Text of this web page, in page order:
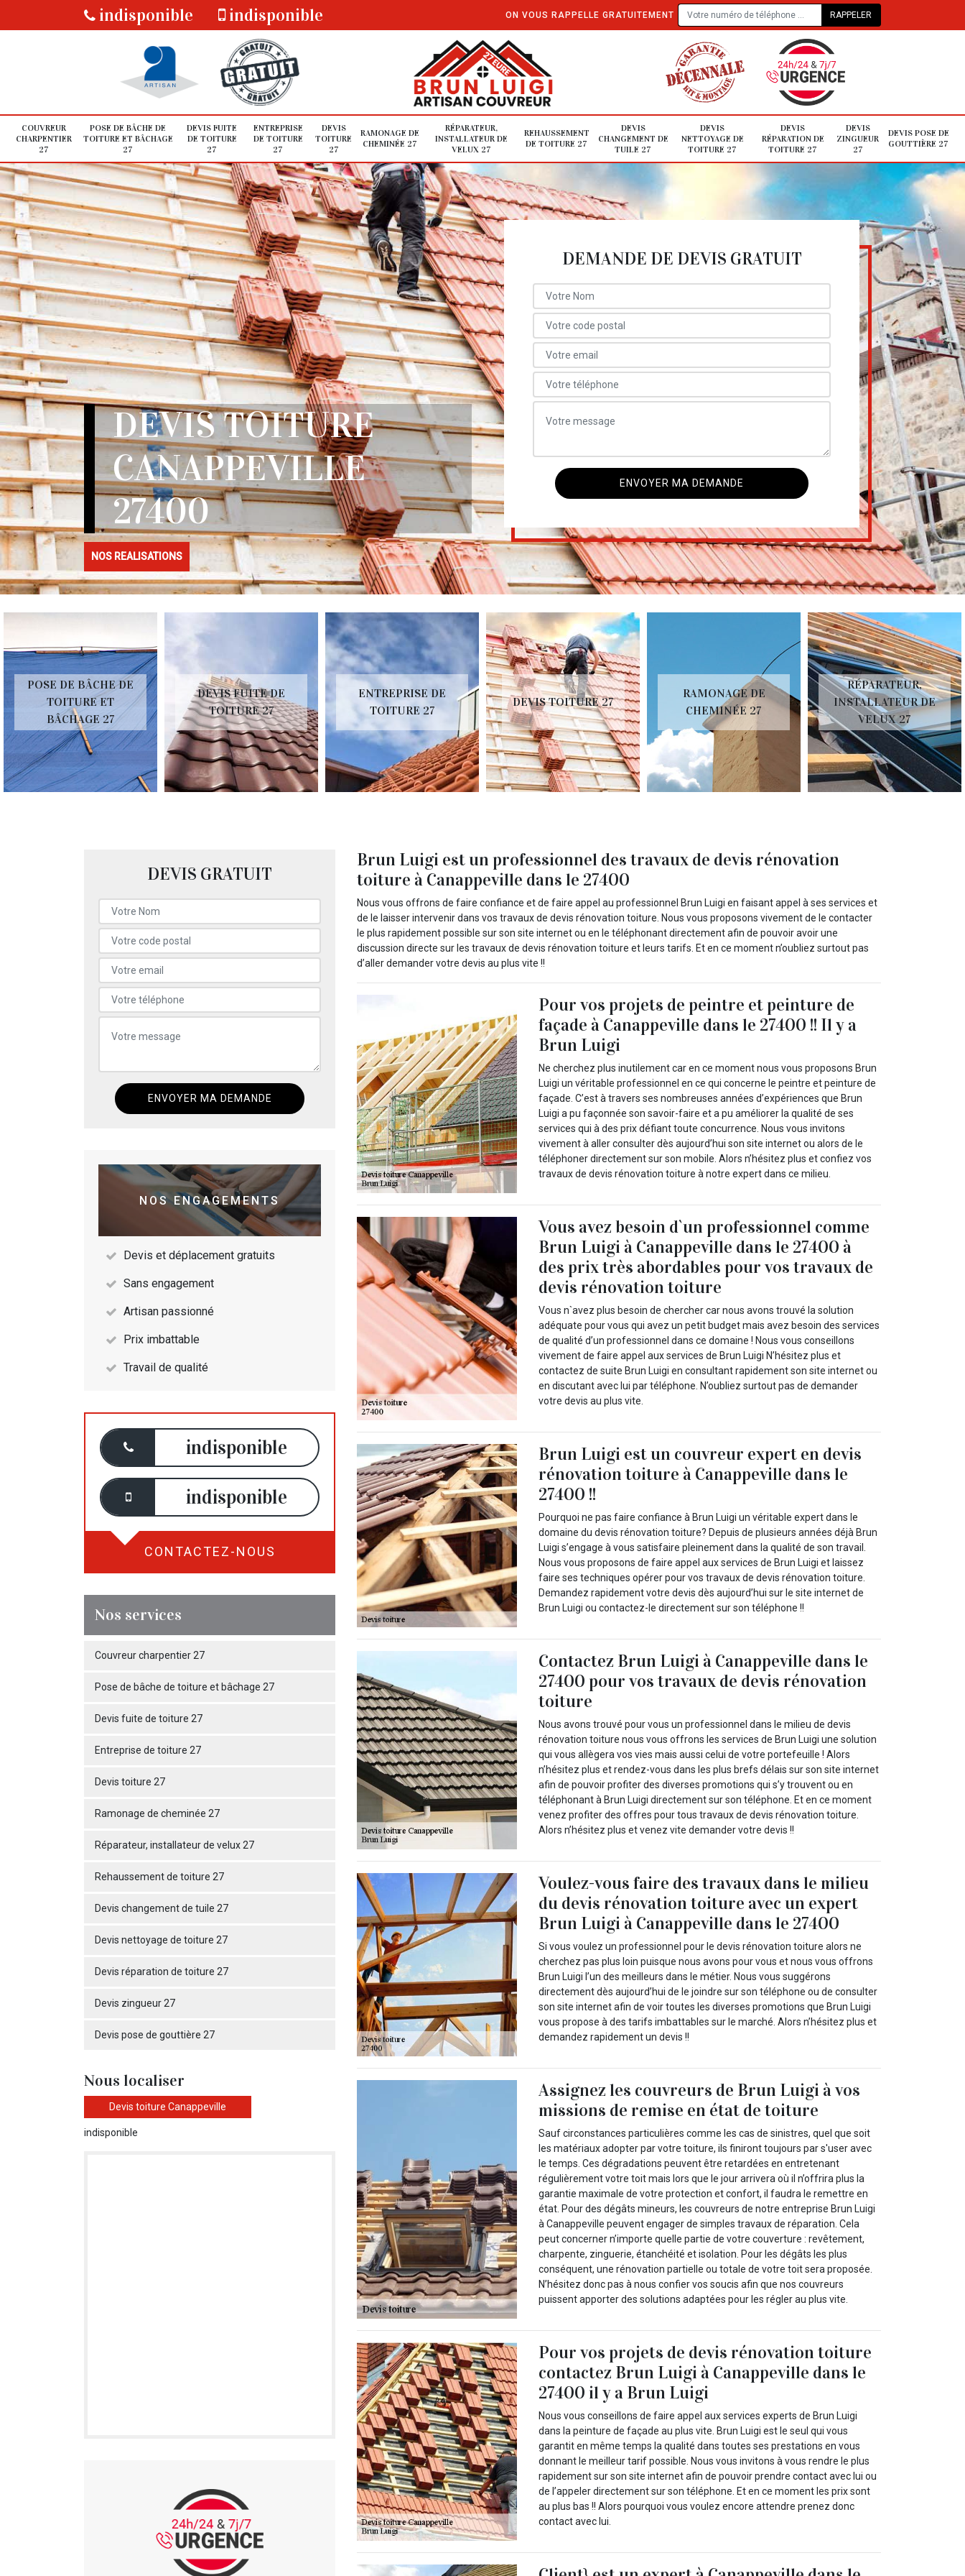
indisponible indisponible ON VOUS RAPPELLE GRATUITEMENT
COUVREUR
CHARPENTIER
27
POSE DE BÂCHE DE
TOITURE ET BÂCHAGE
27
DEVIS FUITE
DE TOITURE
27
ENTREPRISE
DE TOITURE
27
DEVIS
TOITURE
27
RAMONAGE DE
CHEMINÉE 27
RÉPARATEUR,
INSTALLATEUR DE
VELUX 27
REHAUSSEMENT
DE TOITURE 27
DEVIS
CHANGEMENT DE
TUILE 27
DEVIS
NETTOYAGE DE
TOITURE 27
DEVIS
RÉPARATION DE
TOITURE 27
DEVIS
ZINGUEUR
27
DEVIS POSE DE
GOUTTIÈRE 27
DEVIS TOITURE
CANAPPEVILLE
27400
NOS REALISATIONS
DEMANDE DE DEVIS GRATUIT
POSE DE BÂCHE DE
TOITURE ET
BÂCHAGE 27
DEVIS FUITE DE
TOITURE 27
ENTREPRISE DE
TOITURE 27
DEVIS TOITURE 27
RAMONAGE DE
CHEMINÉE 27
RÉPARATEUR,
INSTALLATEUR DE
VELUX 27
DEVIS GRATUIT
NOS ENGAGEMENTS
Devis et déplacement gratuits
Sans engagement
Artisan passionné
Prix imbattable
Travail de qualité
indisponible
indisponible
CONTACTEZ-NOUS
Nos services
Couvreur charpentier 27
Pose de bâche de toiture et bâchage 27
Devis fuite de toiture 27
Entreprise de toiture 27
Devis toiture 27
Ramonage de cheminée 27
Réparateur, installateur de velux 27
Rehaussement de toiture 27
Devis changement de tuile 27
Devis nettoyage de toiture 27
Devis réparation de toiture 27
Devis zingueur 27
Devis pose de gouttière 27
Nous localiser
Devis toiture Canappeville
indisponible
Brun Luigi est un professionnel des travaux de devis rénovation
toiture à Canappeville dans le 27400
Nous vous offrons de faire confiance et de faire appel au professionnel Brun Luigi en faisant appel à ses services et
de le laisser intervenir dans vos travaux de devis rénovation toiture. Nous vous proposons vivement de le contacter
le plus rapidement possible sur son site internet ou en le téléphonant directement afin de pouvoir avoir une
discussion directe sur les travaux de devis rénovation toiture et leurs tarifs. Et en ce moment n’oubliez surtout pas
d’aller demander votre devis au plus vite !!
Pour vos projets de peintre et peinture de
façade à Canappeville dans le 27400 !! Il y a
Brun Luigi
Ne cherchez plus inutilement car en ce moment nous vous proposons Brun
Luigi un véritable professionnel en ce qui concerne le peintre et peinture de
façade. C’est à travers ses nombreuses années d’expériences que Brun
Luigi a pu façonnée son savoir-faire et a pu améliorer la qualité de ses
services qui à des prix défiant toute concurrence. Nous vous invitons
vivement à aller consulter dès aujourd’hui son site internet ou alors de le
téléphoner directement sur son mobile. Alors n’hésitez plus et confiez vos
travaux de devis rénovation toiture à notre expert dans ce milieu.
Vous avez besoin d`un professionnel comme
Brun Luigi à Canappeville dans le 27400 à
des prix très abordables pour vos travaux de
devis rénovation toiture
Vous n`avez plus besoin de chercher car nous avons trouvé la solution
adéquate pour vous qui avez un petit budget mais avez besoin des services
de qualité d’un professionnel dans ce domaine ! Nous vous conseillons
vivement de faire appel aux services de Brun Luigi N’hésitez plus et
contactez de suite Brun Luigi en consultant rapidement son site internet ou
en discutant avec lui par téléphone. N’oubliez surtout pas de demander
votre devis au plus vite.
Brun Luigi est un couvreur expert en devis
rénovation toiture à Canappeville dans le
27400 !!
Pourquoi ne pas faire confiance à Brun Luigi un véritable expert dans le
domaine du devis rénovation toiture? Depuis de plusieurs années déjà Brun
Luigi s’engage à vous satisfaire pleinement dans la qualité de son travail.
Nous vous proposons de faire appel aux services de Brun Luigi et laissez
faire ses techniques opérer pour vos travaux de devis rénovation toiture.
Demandez rapidement votre devis dès aujourd’hui sur le site internet de
Brun Luigi ou contactez-le directement sur son téléphone !!
Contactez Brun Luigi à Canappeville dans le
27400 pour vos travaux de devis rénovation
toiture
Nous avons trouvé pour vous un professionnel dans le milieu de devis
rénovation toiture nous vous offrons les services de Brun Luigi une solution
qui vous allègera vos vies mais aussi celui de votre portefeuille ! Alors
n’hésitez plus et rendez-vous dans les plus brefs délais sur son site internet
afin de pouvoir profiter des diverses promotions qui s’y trouvent ou en
téléphonant à Brun Luigi directement sur son téléphone. Et en ce moment
venez profiter des offres pour tous travaux de devis rénovation toiture.
Alors n’hésitez plus et venez vite demander votre devis !!
Voulez-vous faire des travaux dans le milieu
du devis rénovation toiture avec un expert
Brun Luigi à Canappeville dans le 27400
Si vous voulez un professionnel pour le devis rénovation toiture alors ne
cherchez pas plus loin puisque nous avons pour vous et nous vous offrons
Brun Luigi l’un des meilleurs dans le métier. Nous vous suggérons
directement dès aujourd’hui de le joindre sur son téléphone ou de consulter
son site internet afin de voir toutes les diverses promotions que Brun Luigi
vous propose à des tarifs imbattables sur le marché. Alors n’hésitez plus et
demandez rapidement un devis !!
Assignez les couvreurs de Brun Luigi à vos
missions de remise en état de toiture
Sauf circonstances particulières comme les cas de sinistres, quel que soit
les matériaux adopter par votre toiture, ils finiront toujours par s'user avec
le temps. Ces dégradations peuvent être retardées en entretenant
régulièrement votre toit mais lors que le jour arrivera où il n’offrira plus la
garantie maximale de votre protection et confort, il faudra le remettre en
état. Pour des dégâts mineurs, les couvreurs de notre entreprise Brun Luigi
à Canappeville peuvent engager de simples travaux de réparation. Cela
peut concerner n’importe quelle partie de votre couverture : revêtement,
charpente, zinguerie, étanchéité et isolation. Pour les dégâts les plus
conséquent, une rénovation partielle ou totale de votre toit sera proposée.
N’hésitez donc pas à nous confier vos soucis afin que nos couvreurs
puissent apporter des solutions adaptées pour les régler au plus vite.
Pour vos projets de devis rénovation toiture
contactez Brun Luigi à Canappeville dans le
27400 il y a Brun Luigi
Nous vous conseillons de faire appel aux services experts de Brun Luigi
dans la peinture de façade au plus vite. Brun Luigi est le seul qui vous
garantit en même temps la qualité dans toutes ses prestations en vous
donnant le meilleur tarif possible. Nous vous invitons à vous rendre le plus
rapidement sur son site internet afin de pouvoir prendre contact avec lui ou
de l’appeler directement sur son téléphone. Et en ce moment les prix sont
au plus bas !! Alors pourquoi vous voulez encore attendre prenez donc
contact avec lui.